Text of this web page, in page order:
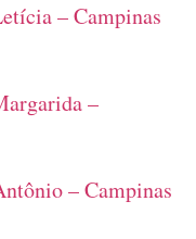
– Campinas
–
– Campinas